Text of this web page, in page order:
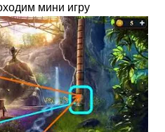
мини игру